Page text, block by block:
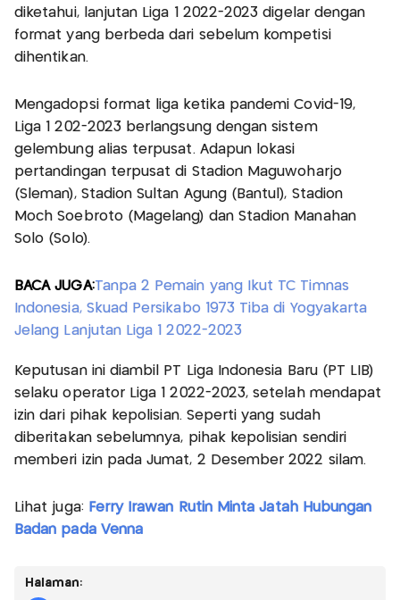
diketahui, lanjutan Liga 1 2022-2023 digelar dengan
format yang berbeda dari sebelum kompetisi
dihentikan.
Mengadopsi format liga ketika pandemi Covid-19,
Liga 1 202-2023 berlangsung dengan sistem
gelembung alias terpusat. Adapun lokasi
pertandingan terpusat di Stadion Maguwoharjo
(Sleman), Stadion Sultan Agung (Bantul), Stadion
Moch Soebroto (Magelang) dan Stadion Manahan
Solo (Solo).
BACA JUGA:Tanpa 2 Pemain yang Ikut TC Timnas
Indonesia, Skuad Persikabo 1973 Tiba di Yogyakarta
Jelang Lanjutan Liga 1 2022-2023
Keputusan ini diambil PT Liga Indonesia Baru (PT LIB)
selaku operator Liga 1 2022-2023, setelah mendapat
izin dari pihak kepolisian. Seperti yang sudah
diberitakan sebelumnya, pihak kepolisian sendiri
memberi izin pada Jumat, 2 Desember 2022 silam.
Lihat juga: Ferry Irawan Rutin Minta Jatah Hubungan
Badan pada Venna
Halaman: